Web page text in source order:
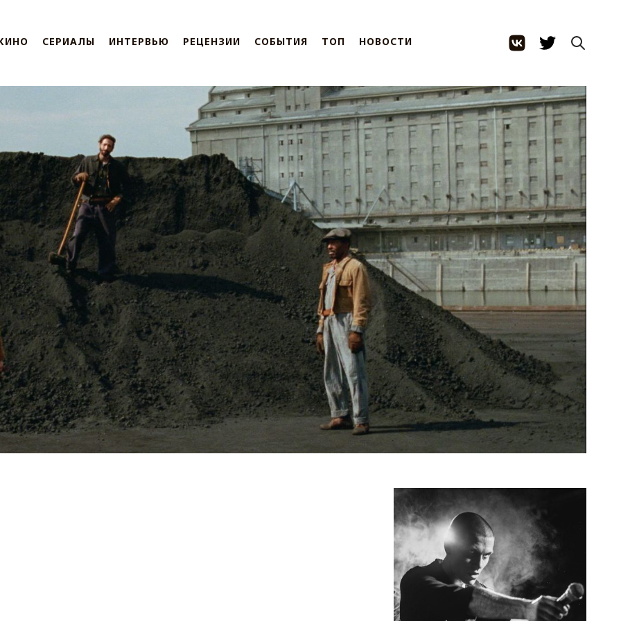
СЕРИАЛЫ ИНТЕРВЬЮ РЕЦЕНЗИИ СОБЫТИЯ ТОП НОВОСТИ